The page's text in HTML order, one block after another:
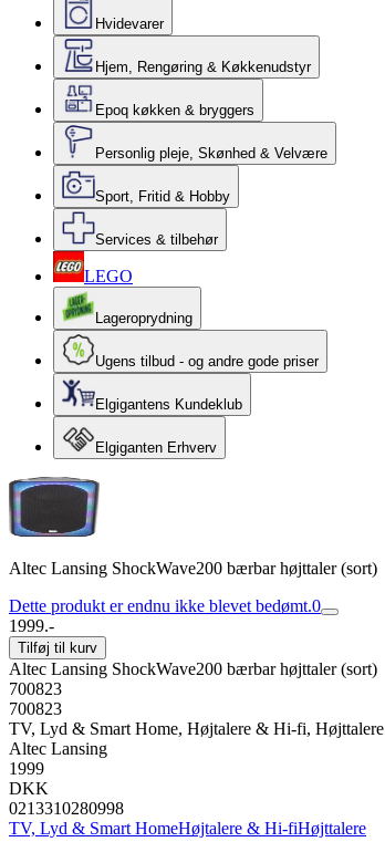
Hvidevarer
Hjem, Rengøring & Køkkenudstyr
Epoq køkken & bryggers
Personlig pleje, Skønhed & Velvære
Sport, Fritid & Hobby
Services & tilbehør
LEGO
Lageroprydning
Ugens tilbud - og andre gode priser
Elgigantens Kundeklub
Elgiganten Erhverv
Altec Lansing ShockWave200 bærbar højttaler (sort)
Dette produkt er endnu ikke blevet bedømt.0
1999.-
Tilføj til kurv
Altec Lansing ShockWave200 bærbar højttaler (sort)
700823
700823
TV, Lyd & Smart Home, Højtalere & Hi-fi, Højttalere
Altec Lansing
1999
DKK
0213310280998
TV, Lyd & Smart HomeHøjtalere & Hi-fiHøjttalere